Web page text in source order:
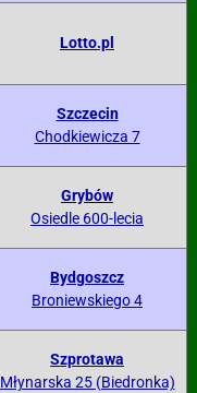
Lotto.pl
Szczecin
Chodkiewicza 7
Grybów
Osiedle 600-lecia
Bydgoszcz
Broniewskiego 4
Szprotawa
Młynarska 25 (Biedronka)